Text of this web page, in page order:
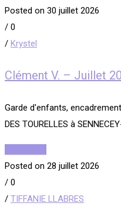
Posted on 30 juillet 2026
/ 0
/ Krystel
Clément V. – Juillet
Garde d'enfants,
DES TOURELLES à
Posted on 28 juillet 2026
/ 0
/ TIFFANIE LLABRES